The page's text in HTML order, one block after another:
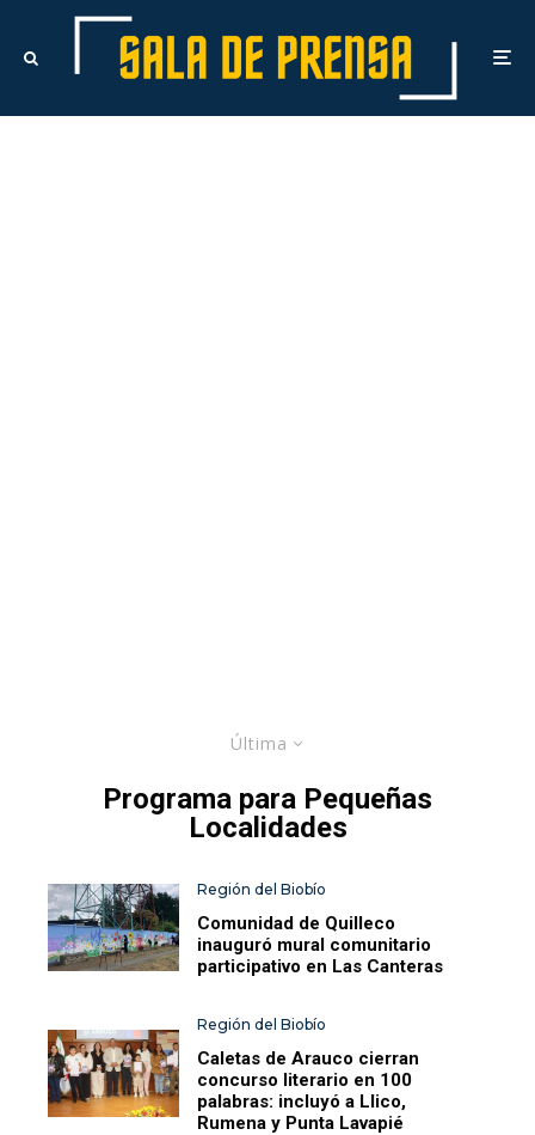
Última
Programa para Pequeñas
Localidades
Región del Biobío
Comunidad de Quilleco
inauguró mural comunitario
participativo en Las Canteras
Región del Biobío
Caletas de Arauco cierran
concurso literario en 100
palabras: incluyó a Llico,
Rumena y Punta Lavapié